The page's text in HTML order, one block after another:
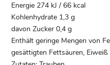
Energie 274 kJ / 66 kcal
Kohlenhydrate 1,3 g
davon Zucker 0,4 g
Enthält geringe Mengen von
gesättigten Fettsäuren, Eiweiß